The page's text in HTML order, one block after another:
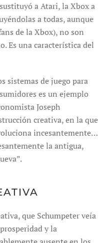
a Atari, la Xbox a
a todas, aunque
de la Xbox), no son
Es una característica del
sistemas de juego para
es un ejemplo
Joseph
creativa, en la que
incesantemente…
la antigua,
que Schumpeter veía
y la